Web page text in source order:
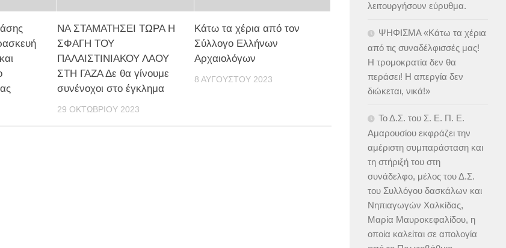
ΝΑ ΣΤΑΜΑΤΗΣΕΙ ΤΩΡΑ Η
ΣΦΑΓΗ ΤΟΥ
ΠΑΛΑΙΣΤΙΝΙΑΚΟΥ ΛΑΟΥ
ΣΤΗ ΓΑΖΑ Δε θα γίνουμε
συνένοχοι στο έγκλημα
29 ΟΚΤΩΒΡΊΟΥ 2023
Κάτω τα χέρια από τον
Σύλλογο Ελλήνων
Αρχαιολόγων
8 ΑΥΓΟΎΣΤΟΥ 2023
λειτουργήσουν εύρυθμα.
ΨΗΦΙΣΜΑ «Κάτω τα χέρια
από τις συναδέλφισσές μας!
Η τρομοκρατία δεν θα
περάσει! Η απεργία δεν
διώκεται, νικά!»
Το Δ.Σ. του Σ. Ε. Π. Ε.
Αμαρουσίου εκφράζει την
αμέριστη συμπαράσταση και
τη στήριξή του στη
συνάδελφο, μέλος του Δ.Σ.
του Συλλόγου δασκάλων και
Νηπιαγωγών Χαλκίδας,
Μαρία Μαυροκεφαλίδου, η
οποία καλείται σε απολογία